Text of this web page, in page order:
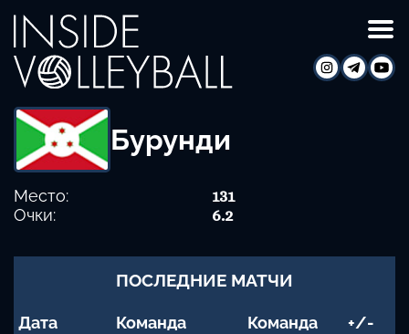
Бурунди
Место:
131
Очки:
6.2
ПОСЛЕДНИЕ МАТЧИ
Дата Команда Команда +/-